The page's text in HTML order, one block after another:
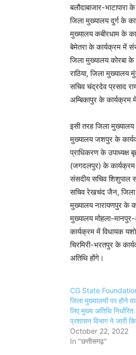
बलौदाबाजार-
जिला मुख्यालय दुर्ग के
मुख्यालय कबीरधाम के
बेमेतरा के कार्यक्रम में
जिला मुख्यालय कोरबा के
राठिया, जिला
सचिव चंद्रदेव प्रसाद
अम्बिकापुर के कार्यक्रम
इसी तरह जिला मुख्यालय
मुख्यालय जशपुर के
प्राधिकरण के उपाध्यक्ष
(जगदलपुर) के कार्यक्रम
संसदीय सचिव शिशुपाल
सचिव रेखचंद जैन, जिला
मुख्यालय नारायणपुर के
मुख्यालय मोहला-
कार्यक्रम में विधायक
चिरमिरी-भरतपुर के
अतिथि होंगे।
CG State
जिला मुख्यालयों पर होने
लिए मुख्य अतिथि
प्रशासन विभाग ने जारी
October 22, 2022
In "छत्तीसगढ़"